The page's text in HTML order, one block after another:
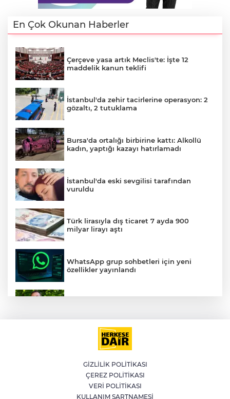
En Çok Okunan Haberler
Çerçeve yasa artık Meclis'te: İşte 12
maddelik kanun teklifi
İstanbul'da zehir tacirlerine operasyon: 2
gözaltı, 2 tutuklama
Bursa'da ortalığı birbirine kattı: Alkollü
kadın, yaptığı kazayı hatırlamadı
İstanbul'da eski sevgilisi tarafından
vuruldu
Türk lirasıyla dış ticaret 7 ayda 900
milyar lirayı aştı
WhatsApp grup sohbetleri için yeni
özellikler yayınlandı
Büyükşehir Keles'te ulaşım kalitesini
Emlak vergisinde 2027 inşaat maliyetleri
netleşti: Metrekare bedelleri yeniden
belirlendi
GİZLİLİK POLİTİKASI
ÇEREZ POLİTİKASI
VERİ POLİTİKASI
KULLANIM ŞARTNAMESİ